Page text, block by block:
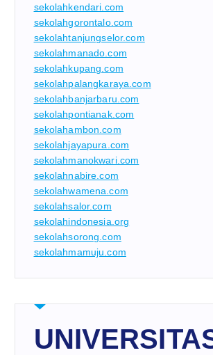
sekolahkendari.com
sekolahgorontalo.com
sekolahtanjungselor.com
sekolahmanado.com
sekolahkupang.com
sekolahpalangkaraya.com
sekolahbanjarbaru.com
sekolahpontianak.com
sekolahambon.com
sekolahjayapura.com
sekolahmanokwari.com
sekolahnabire.com
sekolahwamena.com
sekolahsalor.com
sekolahindonesia.org
sekolahsorong.com
sekolahmamuju.com